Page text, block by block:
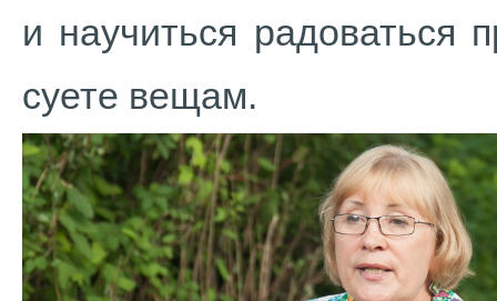
и научиться
суете вещам.